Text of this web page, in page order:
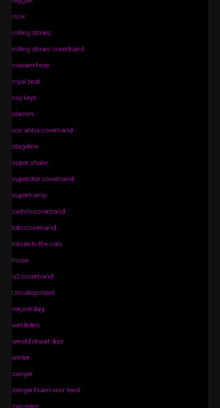
rock
rolling stones
rolling stones coverband
rowwen heze
royal beat
say keys
slamm
sos abba coverband
stageline
super shake
superstar coverband
supertramp
switch coverband
toto coverband
tribute to the cats
trouw
u2 coverband
Uncategorized
verjaardag
verkleden
wereld draait door
winter
zanger
zanger huren voor feest
zangeres